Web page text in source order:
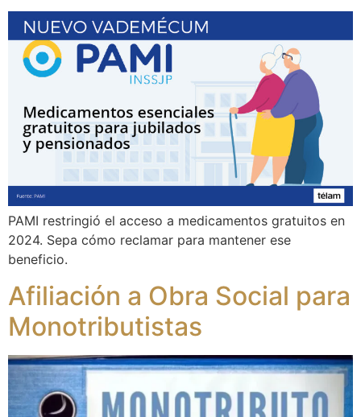
PAMI restringió el acceso a medicamentos gratuitos en
2024. Sepa cómo reclamar para mantener ese
beneficio.
Afiliación a Obra Social para
Monotributistas